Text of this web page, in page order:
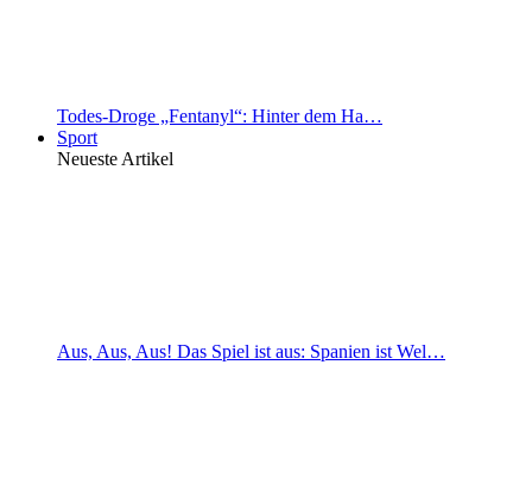
Todes-Droge „Fentanyl“: Hinter dem Ha…
Sport
Neueste Artikel
Aus, Aus, Aus! Das Spiel ist aus: Spanien ist Wel…